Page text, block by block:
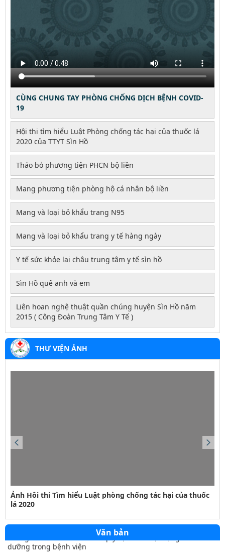
CÙNG CHUNG TAY PHÒNG CHỐNG DỊCH BỆNH COVID-
19
Hội thi tìm hiểu Luật Phòng chống tác hại của thuốc lá
2020 của TTYT Sìn Hồ
Tháo bỏ phương tiện PHCN bộ liền
Mang phương tiện phòng hộ cá nhân bộ liền
Mang và loại bỏ khẩu trang N95
Mang và loại bỏ khẩu trang y tế hàng ngày
Y tế sức khỏe lai châu trung tâm y tế sìn hồ
Sìn Hồ quê anh và em
Liên hoan nghệ thuật quần chúng huyện Sìn Hồ năm
2015 ( Công Đoàn Trung Tâm Y Tế )
THƯ VIỆN ẢNH
Ảnh Hôi thi Tìm hiểu Luật phòng chống tác hại của thuốc
lá 2020
Văn bản
423/QĐ-BVHTTDL
Quy định quy tắc ứng xử văn hoá trên môi trường số
21/2021/TT-BYT
Thông tư số 21/2021/TT-BYT quy định về hoạt động điều
dưỡng trong bệnh viện